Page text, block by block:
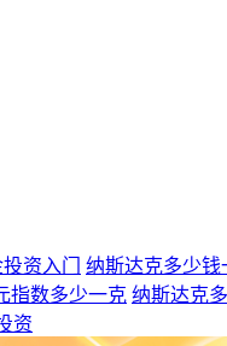
资入门 纳斯达克多少钱
指数多少一克 纳斯达克
资